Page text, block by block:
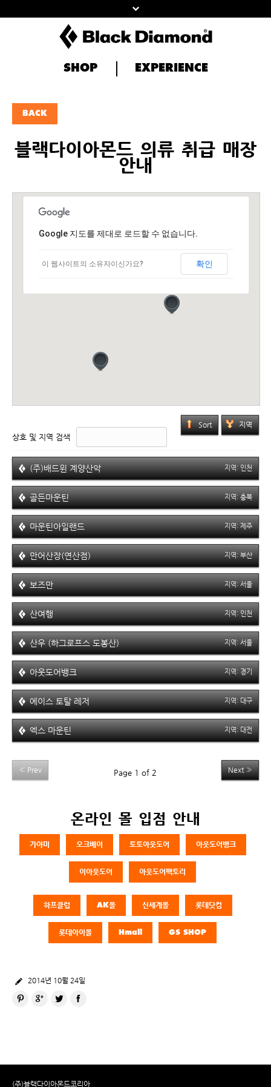
SHOP EXPERIENCE
BACK
블랙다이아몬드 의류 취급 매장
안내
Google 지도를 제대로 로드할 수 없습니다.
이 웹사이트의 소유자이신가요? 확인
지역
Sort
상호 및 지역 검색
(주)배드윈 계양산악 지역: 인천
골든마운틴 지역: 충북
마운틴아일랜드 지역: 제주
만어산장(연산점) 지역: 부산
보즈만 지역: 서울
산여행 지역: 인천
산우 (하그로프스 도봉산) 지역: 서울
아웃도어뱅크 지역: 경기
에이스 토탈 레저 지역: 대구
엑스 마운틴 지역: 대전
Next »
Page 1 of 2
« Prev
온라인 몰 입점 안내
가야미 오크베이 토토아웃도어 아웃도어뱅크
이아웃도어 아웃도어팩토리
하프클럽 AK몰 신세계몰 롯데닷컴
롯데아이몰 Hmall GS SHOP
2014년 10월 24일
Facebook
Twitter
Google+
Pinterest
(주)블랙다이아몬드코리아